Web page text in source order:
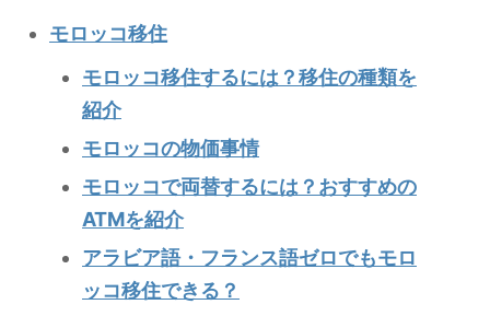
モロッコ移住
モロッコ移住するには？移住の種類を
紹介
モロッコの物価事情
モロッコで両替するには？おすすめの
ATMを紹介
アラビア語・フランス語ゼロでもモロ
ッコ移住できる？